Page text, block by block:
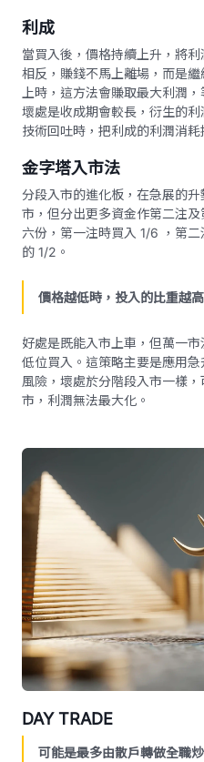
利成
當買入後，價格持續上升，將
相反，賺錢不馬上離場，而是
上時，這方法會賺取最大利潤
壞處是收成期會較長，衍生的
技術回吐時，把利成的利潤消耗
金字塔入市法
分段入市的進化板，在急展的
市，但分出更多資金作第二注
六份，第一注時買入 1/6 ，第
的 1/2。
價格越低時，投入的比重越高
好處是既能入市上車，但萬一
低位買入。這策略主要是應用
風險，壞處於分階段入市一樣
市，利潤無法最大化。
DAY TRADE
可能是最多由散戶轉做全職